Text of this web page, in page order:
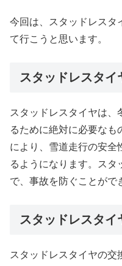
今回は、スタッドレスタ
て行こうと思います。
スタッドレスタイ
スタッドレスタイヤは、
るために絶対に必要なも
により、雪道走行の安全
るようになります。スタ
で、事故を防ぐことがで
スタッドレスタ
スタッドレスタイヤの交